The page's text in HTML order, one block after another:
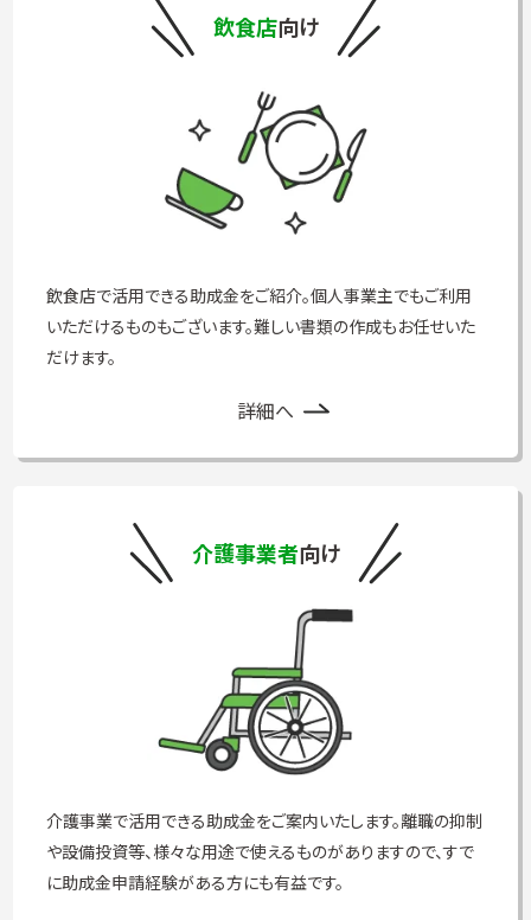
飲食店向け
飲食店で活用できる助成金をご紹介。個人事業主でもご利用
いただけるものもございます。難しい書類の作成もお任せいた
だけます。
詳細へ
介護事業者向け
介護事業で活用できる助成金をご案内いたします。離職の抑制
や設備投資等、様々な用途で使えるものがありますので、すで
に助成金申請経験がある方にも有益です。